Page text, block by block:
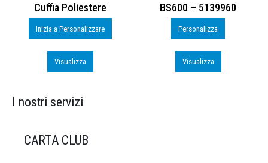
Cuffia Poliestere
Inizia a Personalizzare
Visualizza
BS600 – 5139960
Personalizza
Visualizza
I nostri servizi
CARTA CLUB